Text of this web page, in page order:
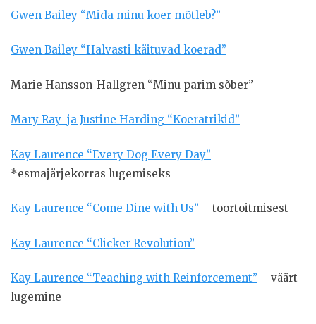
Gwen Bailey “Mida minu koer mõtleb?”
Gwen Bailey “Halvasti käituvad koerad”
Marie Hansson-Hallgren “Minu parim sõber”
Mary Ray ja Justine Harding “Koeratrikid”
Kay Laurence “Every Dog Every Day”
*esmajärjekorras lugemiseks
Kay Laurence “Come Dine with Us” – toortoitmisest
Kay Laurence “Clicker Revolution”
Kay Laurence “Teaching with Reinforcement” – väärt
lugemine